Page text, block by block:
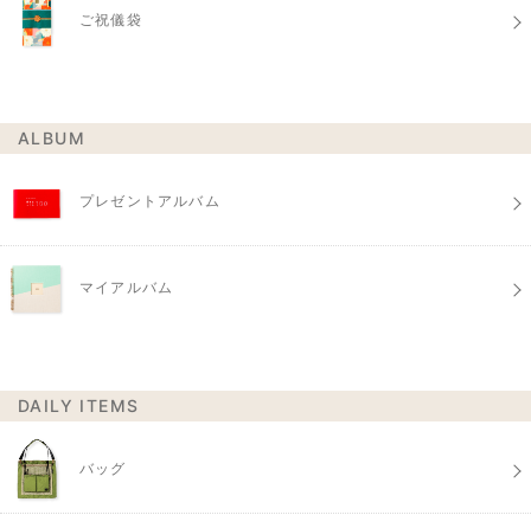
ご祝儀袋
ALBUM
プレゼントアルバム
マイアルバム
DAILY ITEMS
バッグ